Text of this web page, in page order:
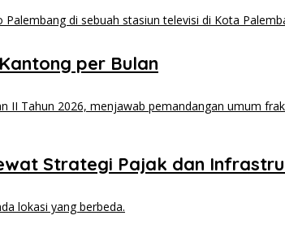
per Bulan
Strategi Pajak dan